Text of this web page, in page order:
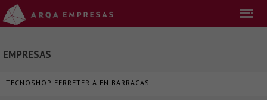
EMPRESAS
TECNOSHOP FERRETERIA EN BARRACAS